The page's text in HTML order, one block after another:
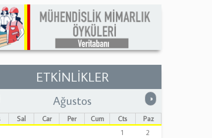
ETKİNLİKLER
»Sonraki
Ağustos
Sal Çar Per Cum Cts
Paz
1
2